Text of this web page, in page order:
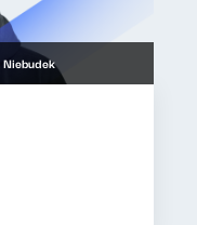
Niebudek